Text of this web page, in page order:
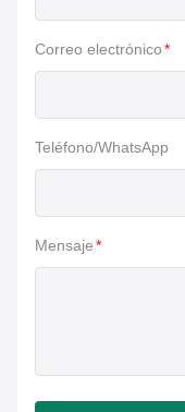
Correo electrónico*
Teléfono/WhatsApp
Mensaje*